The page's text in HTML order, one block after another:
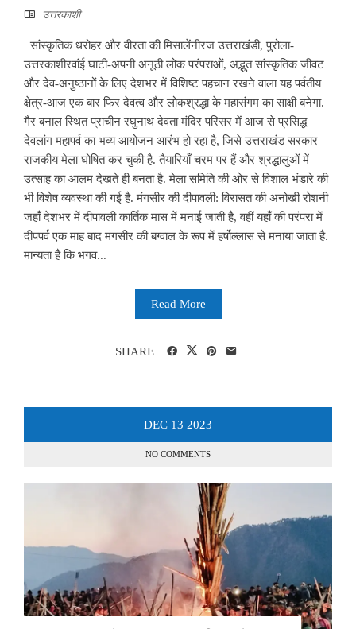
उत्तरकाशी
सांस्कृतिक धरोहर और वीरता की मिसालेंनीरज उत्तराखंडी, पुरोला-
उत्तरकाशीरवांई घाटी-अपनी अनूठी लोक परंपराओं, अद्भुत सांस्कृतिक जीवट
और देव-अनुष्ठानों के लिए देशभर में विशिष्ट पहचान रखने वाला यह पर्वतीय
क्षेत्र-आज एक बार फिर देवत्व और लोकश्रद्धा के महासंगम का साक्षी बनेगा.
गैर बनाल स्थित प्राचीन रघुनाथ देवता मंदिर परिसर में आज से प्रसिद्ध
देवलांग महापर्व का भव्य आयोजन आरंभ हो रहा है, जिसे उत्तराखंड सरकार
राजकीय मेला घोषित कर चुकी है. तैयारियाँ चरम पर हैं और श्रद्धालुओं में
उत्साह का आलम देखते ही बनता है. मेला समिति की ओर से विशाल भंडारे की
भी विशेष व्यवस्था की गई है. मंगसीर की दीपावली: विरासत की अनोखी रोशनी
जहाँ देशभर में दीपावली कार्तिक मास में मनाई जाती है, वहीं यहाँ की परंपरा में
दीपपर्व एक माह बाद मंगसीर की बग्वाल के रूप में हर्षोल्लास से मनाया जाता है.
मान्यता है कि भगव...
Read More
SHARE
DEC 13 2023
NO COMMENTS